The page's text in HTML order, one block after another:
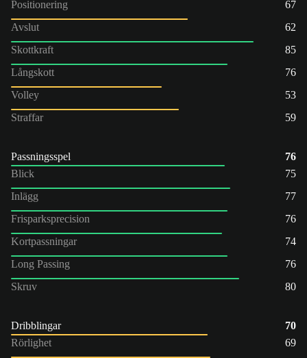
Positionering
67
Avslut
62
Skottkraft
85
Långskott
76
Volley
53
Straffar
59
Passningsspel
76
Blick
75
Inlägg
77
Frisparksprecision
76
Kortpassningar
74
Long Passing
76
Skruv
80
Dribblingar
70
Rörlighet
69